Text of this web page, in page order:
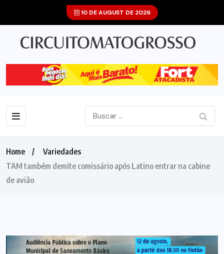
10 DE AUGUST DE 2026
Home
Variedades
TAM também demite comissário após Latino entrar na cabine
de avião